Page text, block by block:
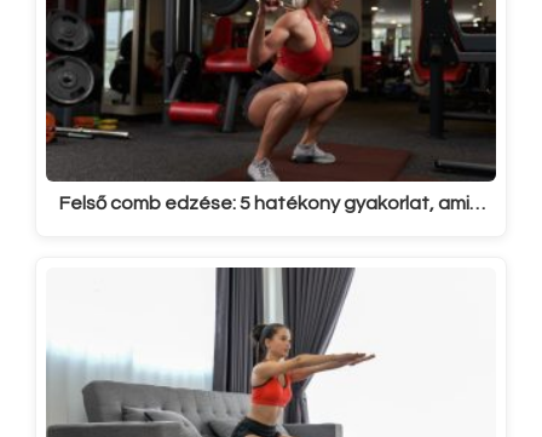
Felső comb edzése: 5 hatékony gyakorlat, ami…